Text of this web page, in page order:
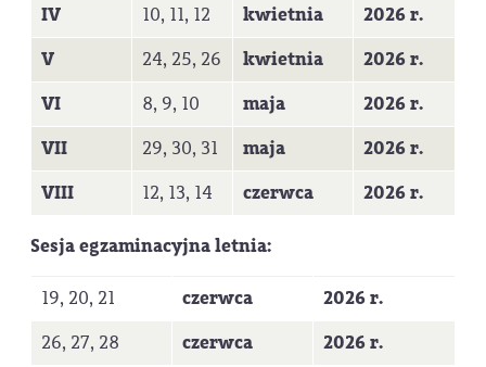
IV
10, 11, 12 kwietnia
2026 r.
V
24, 25, 26 kwietnia
2026 r.
VI
8, 9, 10 maja
2026 r.
VII
29, 30, 31 maja
2026 r.
VIII
12, 13, 14 czerwca 2026 r.
Sesja egzaminacyjna letnia:
19, 20, 21 czerwca
2026 r.
26, 27, 28
czerwca 2026 r.